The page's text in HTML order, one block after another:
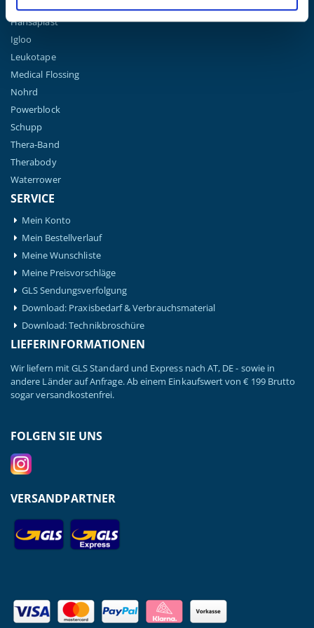
Gymna
Hansaplast
Igloo
Leukotape
Medical Flossing
Nohrd
Powerblock
Schupp
Thera-Band
Therabody
Waterrower
SERVICE
Mein Konto
Mein Bestellverlauf
Meine Wunschliste
Meine Preisvorschläge
GLS Sendungsverfolgung
Download: Praxisbedarf & Verbrauchsmaterial
Download: Technikbroschüre
LIEFERINFORMATIONEN
Wir liefern mit GLS Standard und Express nach AT, DE - sowie in
andere Länder auf Anfrage. Ab einem Einkaufswert von € 199 Brutto
sogar versandkostenfrei.
FOLGEN SIE UNS
VERSANDPARTNER